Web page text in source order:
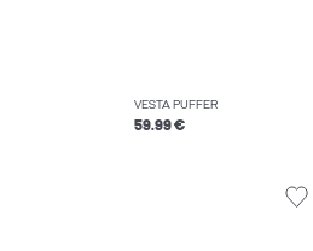
VESTA PUFFER
59.99 €